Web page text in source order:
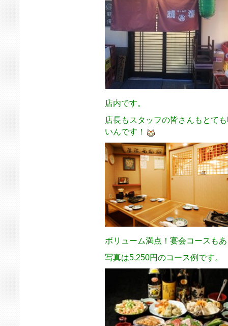
店内です。
店長もスタッフの皆さんもとて
いんです！
ボリューム満点！宴会コースも
写真は5,250円のコース例です。